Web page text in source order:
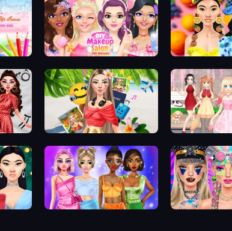
Dress Up Games & Coloring Book DIY Makeup Salon: SPA Makeover Sweet And
Travel with Me: ASMR Edition Anime Girls
Monochrome Looks Festival Vibes